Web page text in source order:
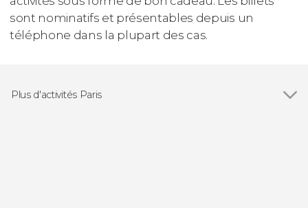
sont nominatifs et présentables depuis un
téléphone dans la plupart des cas.
Plus d'activités Paris